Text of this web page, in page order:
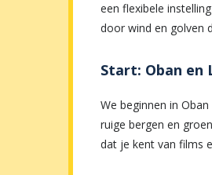
een flexibele
door wind en golven
Start: Oban en
We beginnen in
ruige bergen en
dat je kent van films